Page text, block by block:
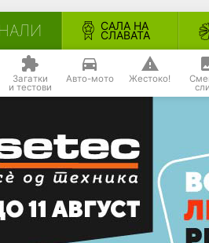
САЛА НА
СЛАВАТА
Загатки
и тестови
Авто-мото Жестоко!